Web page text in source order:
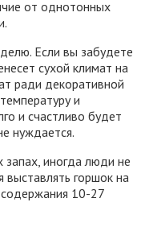
от однотонных
Если вы забудете
сухой климат на
ради декоративной
и
и счастливо будет
нуждается.
иногда люди не
горшок на
10-27